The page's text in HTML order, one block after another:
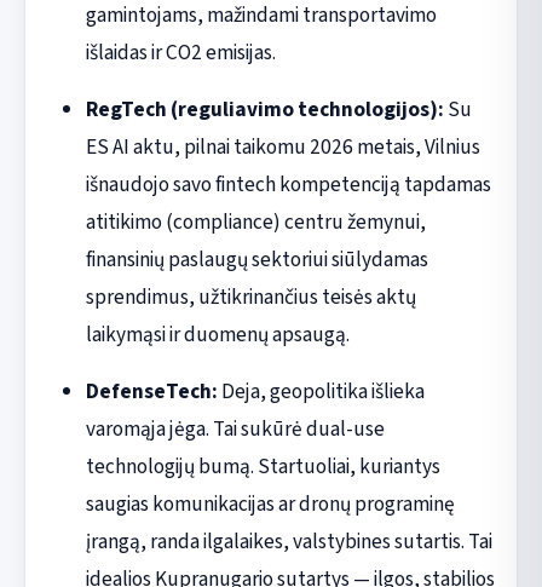
gamintojams, mažindami transportavimo
išlaidas ir CO2 emisijas.
RegTech (reguliavimo technologijos): Su
ES AI aktu, pilnai taikomu 2026 metais, Vilnius
išnaudojo savo fintech kompetenciją tapdamas
atitikimo (compliance) centru žemynui,
finansinių paslaugų sektoriui siūlydamas
sprendimus, užtikrinančius teisės aktų
laikymąsi ir duomenų apsaugą.
DefenseTech: Deja, geopolitika išlieka
varomąja jėga. Tai sukūrė dual-use
technologijų bumą. Startuoliai, kuriantys
saugias komunikacijas ar dronų programinę
įrangą, randa ilgalaikes, valstybines sutartis. Tai
idealios Kupranugario sutartys — ilgos, stabilios